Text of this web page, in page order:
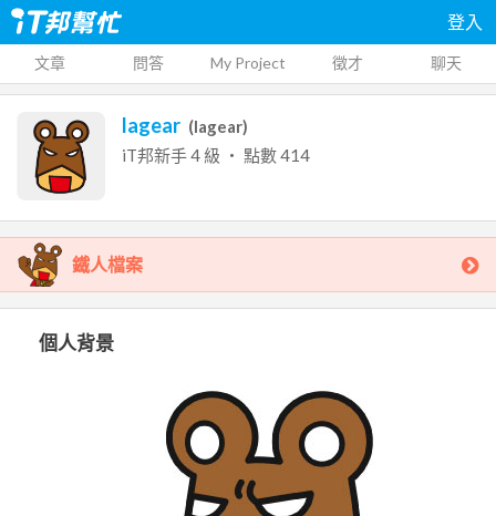
登入
文章 問答 My Project 徵才 聊天
lagear (lagear)
iT邦新手4 級 ‧ 點數414
鐵人檔案
個人背景